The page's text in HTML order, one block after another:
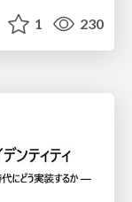
1 230